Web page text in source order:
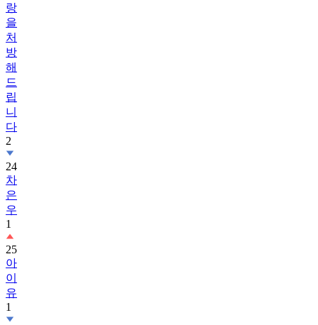
랑
을
처
방
해
드
립
니
다
2
24
차
은
우
1
25
아
이
유
1